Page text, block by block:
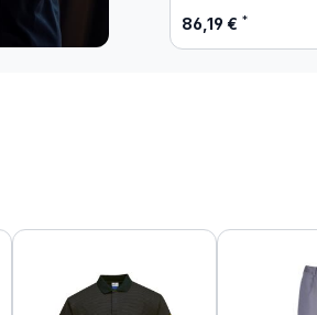
Regulärer Preis:
86,19 €